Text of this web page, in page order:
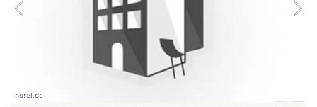
hotel.de